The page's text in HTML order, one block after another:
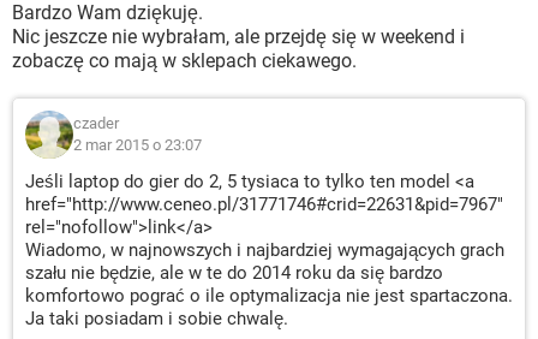
Bardzo Wam dziękuję.
Nic jeszcze nie wybrałam, ale przejdę się w weekend i
zobaczę co mają w sklepach ciekawego.
czader
2 mar 2015 o 23:07
Jeśli laptop do gier do 2, 5 tysiaca to tylko ten model <a
href="http://www.ceneo.pl/31771746#crid=22631&pid=7967"
rel="nofollow">link</a>
Wiadomo, w najnowszych i najbardziej wymagających grach
szału nie będzie, ale w te do 2014 roku da się bardzo
komfortowo pograć o ile optymalizacja nie jest spartaczona.
Ja taki posiadam i sobie chwalę.